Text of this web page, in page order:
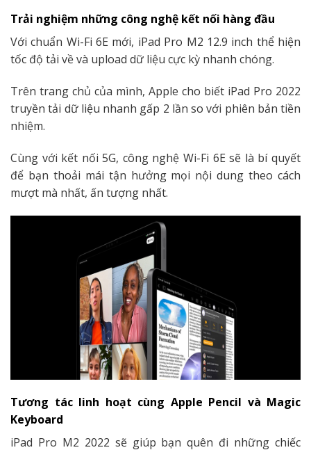
Trải nghiệm những công nghệ kết nối hàng đầu
Với chuẩn Wi-Fi 6E mới, iPad Pro M2 12.9 inch thể hiện
tốc độ tải về và upload dữ liệu cực kỳ nhanh chóng.
Trên trang chủ của mình, Apple cho biết iPad Pro 2022
truyền tải dữ liệu nhanh gấp 2 lần so với phiên bản tiền
nhiệm.
Cùng với kết nối 5G, công nghệ Wi-Fi 6E sẽ là bí quyết
để bạn thoải mái tận hưởng mọi nội dung theo cách
mượt mà nhất, ấn tượng nhất.
Tương tác linh hoạt cùng Apple Pencil và Magic
Keyboard
iPad Pro M2 2022 sẽ giúp bạn quên đi những chiếc